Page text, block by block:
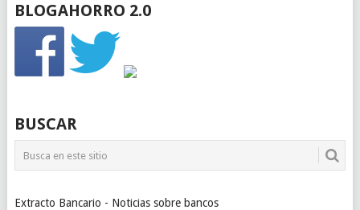
BLOGAHORRO 2.0
BUSCAR
Extracto Bancario - Noticias sobre bancos